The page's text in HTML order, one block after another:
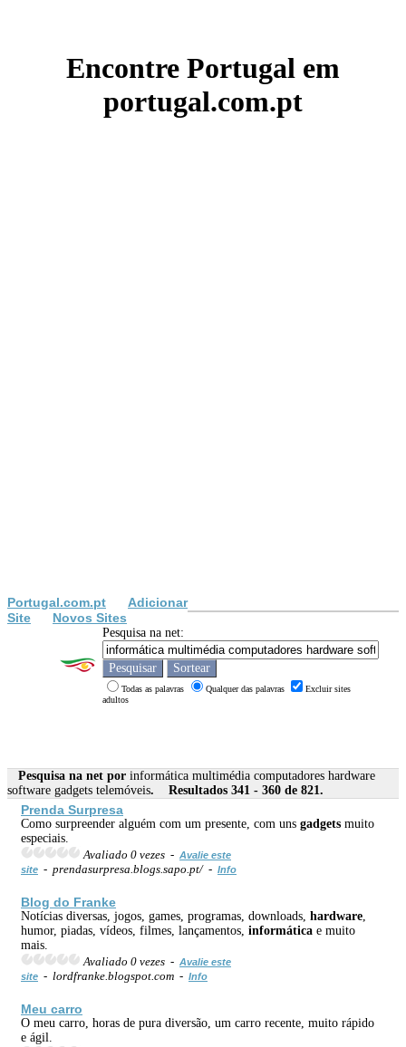
Encontre Portugal em
portugal.com.pt
Portugal.com.pt
Adicionar
Site
Novos Sites
Pesquisa na net:
Todas as palavras Qualquer das palavras
Excluir sites
adultos
Pesquisa na net por informática multimédia computadores hardware
software gadgets telemóveis. Resultados 341 - 360 de 821.
Prenda Surpresa
Como surpreender alguém com um presente, com uns gadgets muito
especiais.
Avaliado 0 vezes - Avalie este
site - prendasurpresa.blogs.sapo.pt/ - Info
Blog do Franke
Notícias diversas, jogos, games, programas, downloads, hardware
humor, piadas, vídeos, filmes, lançamentos, informática e muito
mais.
Avaliado 0 vezes - Avalie este
site - lordfranke.blogspot.com - Info
Meu carro
O meu carro, horas de pura diversão, um carro recente, muito rápido
e ágil.